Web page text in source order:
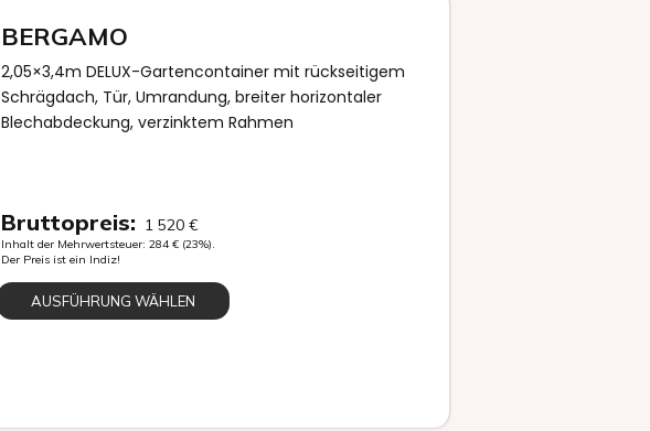
BERGAMO
2,05×3,4m DELUX-Gartencontainer mit rückseitigem
Schrägdach, Tür, Umrandung, breiter horizontaler
Blechabdeckung, verzinktem Rahmen
Bruttopreis: 1 520 €
Inhalt der Mehrwertsteuer: 284 € (23%).
Der Preis ist ein Indiz!
AUSFÜHRUNG WÄHLEN